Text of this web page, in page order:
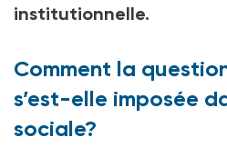
institutionnelle.
Comment la
s’est-elle imposée
sociale?